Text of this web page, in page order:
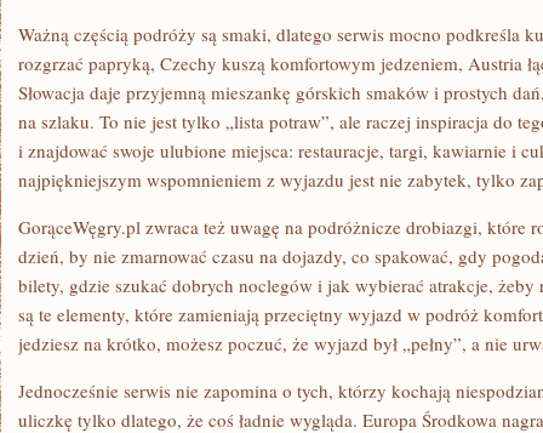
Ważną częścią podróży są smaki, dlatego serwis mocno podkreśla
rozgrzać papryką, Czechy kuszą komfortowym jedzeniem, Austria
Słowacja daje przyjemną mieszankę górskich smaków i prostych
na szlaku. To nie jest tylko „lista potraw”, ale raczej inspiracja do
i znajdować swoje ulubione miejsca: restauracje, targi, kawiarnie i
najpiękniejszym wspomnieniem z wyjazdu jest nie zabytek, tylko
GorąceWęgry.pl zwraca też uwagę na podróżnicze drobiazgi, które
dzień, by nie zmarnować czasu na dojazdy, co spakować, gdy
bilety, gdzie szukać dobrych noclegów i jak wybierać atrakcje, żeby
są te elementy, które zamieniają przeciętny wyjazd w podróż
jedziesz na krótko, możesz poczuć, że wyjazd był „pełny”, a nie
Jednocześnie serwis nie zapomina o tych, którzy kochają
uliczkę tylko dlatego, że coś ładnie wygląda. Europa Środkowa